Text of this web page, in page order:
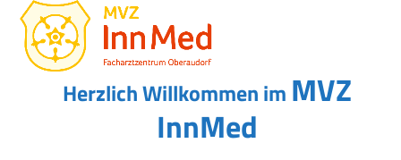
Skip
content
Open
mobile
menu
Close
mobile
menu
Herzlich Willkommen im MVZ
InnMed